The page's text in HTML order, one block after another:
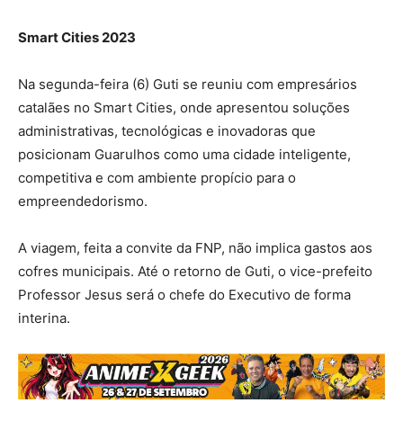
Smart Cities 2023
Na segunda-feira (6) Guti se reuniu com empresários
catalães no Smart Cities, onde apresentou soluções
administrativas, tecnológicas e inovadoras que
posicionam Guarulhos como uma cidade inteligente,
competitiva e com ambiente propício para o
empreendedorismo.
A viagem, feita a convite da FNP, não implica gastos aos
cofres municipais. Até o retorno de Guti, o vice-prefeito
Professor Jesus será o chefe do Executivo de forma
interina.